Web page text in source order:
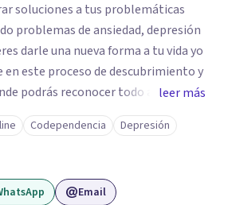
soluciones a tus problemáticas
problemas de ansiedad, depresión
darle una nueva forma a tu vida yo
este proceso de descubrimiento y
podrás reconocer todo aquello
si buscas un espacio de compañía
yo puedo acompañarte.
leer más
Codependencia
Depresión
Email